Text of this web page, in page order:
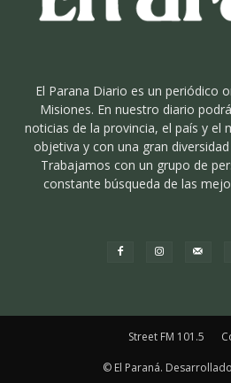
El Parana Diario es un periódico
Misiones. En nuestro diario
noticias de la provincia, el país y el
objetiva y con una gran
Trabajamos con un grupo de
constante búsqueda de las
Street FM 101.5
© El Paraná.